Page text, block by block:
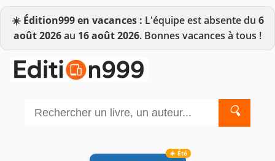
☀️ Édition999 en vacances : L'équipe est absente du 6
août 2026au 16 août 2026. Bonnes vacances à tous !
🔍